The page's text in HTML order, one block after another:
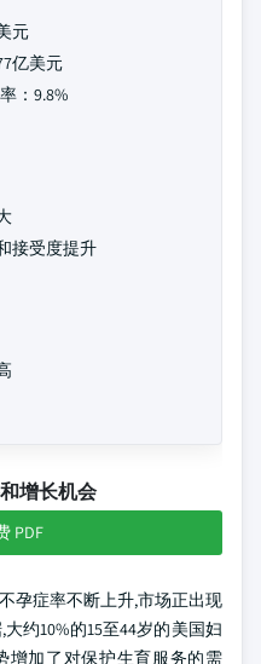
元
亿美元
：9.8%
接受度提升
增长机会
PDF
孕症率不断上升,市场正出现
约10%的15至44岁的美国妇
增加了对保护生育服务的需